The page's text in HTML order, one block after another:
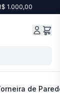
1.000,00
de